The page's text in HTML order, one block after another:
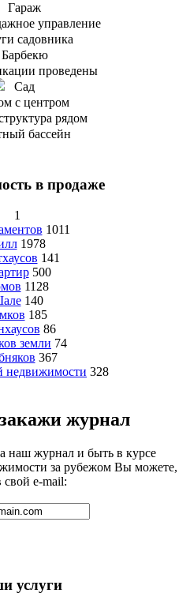
Гараж
управление
садовника
проведены
Сад
с центром
рядом
бассейн
в продаже
1
1011
1978
141
500
1128
140
185
86
земли 74
367
недвижимости 328
журнал
наш журнал и быть в курсе
за рубежом Вы можете,
свой e-mail:
услуги